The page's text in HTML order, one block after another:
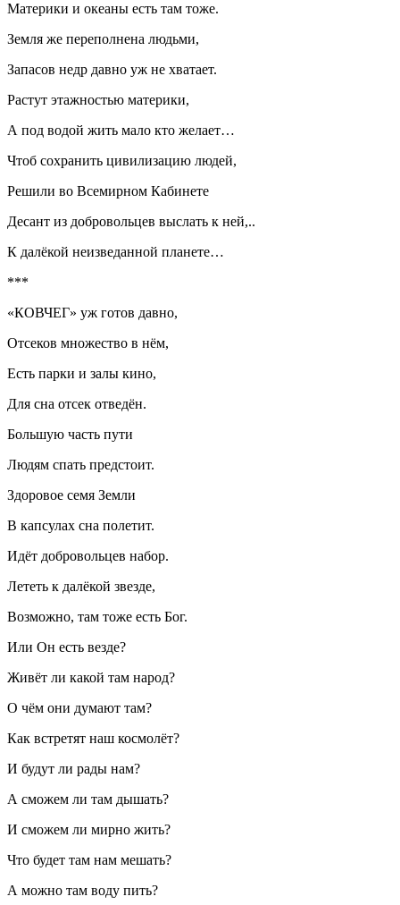
Материки и океаны есть там тоже.
Земля же переполнена людьми,
Запасов недр давно уж не хватает.
Растут этажностью материки,
А под водой жить мало кто желает…
Чтоб сохранить цивилизацию людей,
Решили во Всемирном Кабинете
Десант из добровольцев выслать к ней,..
К далёкой неизведанной планете…
***
«КОВЧЕГ» уж готов давно,
Отсеков множество в нём,
Есть парки и залы кино,
Для сна отсек отведён.
Большую часть пути
Людям спать предстоит.
Здоровое семя Земли
В капсулах сна полетит.
Идёт добровольцев набор.
Лететь к далёкой звезде,
Возможно, там тоже есть Бог.
Или Он есть везде?
Живёт ли какой там народ?
О чём они думают там?
Как встретят наш космолёт?
И будут ли рады нам?
А сможем ли там дышать?
И сможем ли мирно жить?
Что будет там нам мешать?
А можно там воду пить?